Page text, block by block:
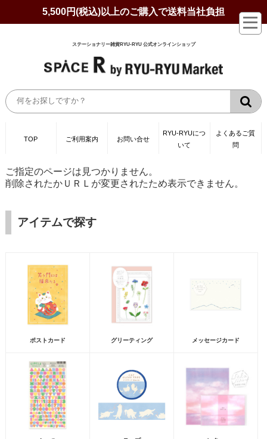
5,500円(税込)以上のご購入で送料当社負担
ステーショナリー雑貨RYU-RYU 公式オンラインショップ
TOP ご利用案内 お問い合せ
RYU-RYUにつ
いて
よくあるご質
問
ご指定のページは見つかりません。
削除されたかＵＲＬが変更されたため表示できません。
アイテムで探す
ポストカード グリーティング メッセージカード